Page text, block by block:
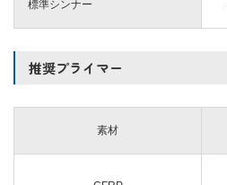
標準シンナー
推奨プライマー
素材